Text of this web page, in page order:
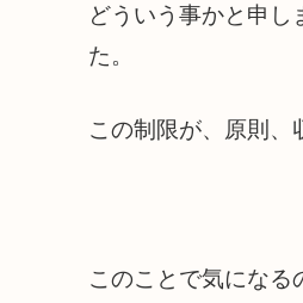
どういう事かと申
た。
この制限が、原則、
このことで気になる